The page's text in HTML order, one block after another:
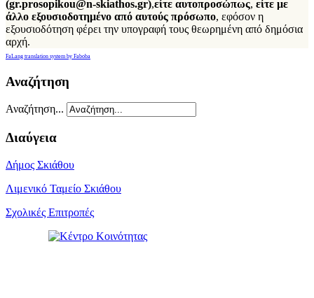
(gr.prosopikou@n-skiathos.gr),είτε αυτοπροσώπως, είτε με
άλλο εξουσιοδοτημένο από αυτούς πρόσωπο, εφόσον η
εξουσιοδότηση φέρει την υπογραφή τους θεωρημένη από δημόσια
αρχή.
FaLang translation system by Faboba
Αναζήτηση
Αναζήτηση...
Διαύγεια
Δήμος Σκιάθου
Λιμενικό Ταμείο Σκιάθου
Σχολικές Επιτροπές